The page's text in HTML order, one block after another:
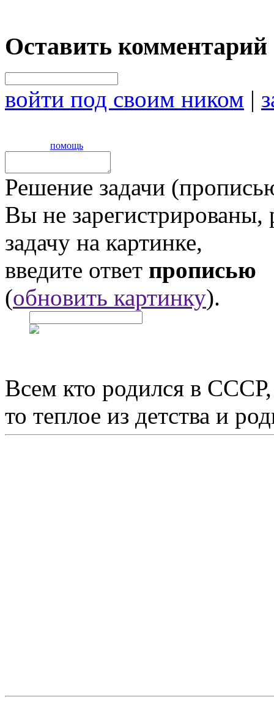
Оставить комментарий
войти под своим ником |
помощь
Решение задачи
Вы не
задачу на картинке,
введите ответ прописью
(обновить картинку).
Всем кто родился в
то теплое из детства и